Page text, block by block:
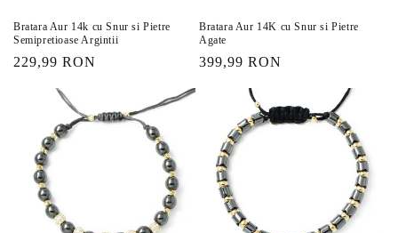
Bratara Aur 14k cu Snur si Pietre
Semipretioase Argintii
Preț
229,99 RON
Bratara Aur 14K cu Snur si Pietre
Agate
Preț
399,99 RON